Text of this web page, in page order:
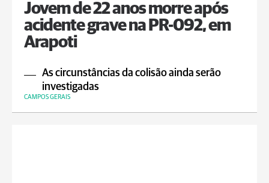
Jovem de 22 anos morre após
acidente grave na PR-092, em
Arapoti
As circunstâncias da colisão ainda serão
investigadas
CAMPOS GERAIS